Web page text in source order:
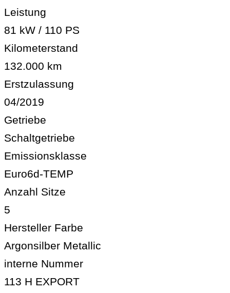
Leistung
81 kW / 110 PS
Kilometerstand
132.000 km
Erstzulassung
04/2019
Getriebe
Schaltgetriebe
Emissionsklasse
Euro6d-TEMP
Anzahl Sitze
5
Hersteller Farbe
Argonsilber Metallic
interne Nummer
113 H EXPORT